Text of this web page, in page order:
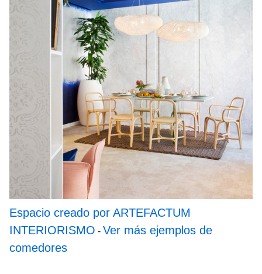
Espacio creado por ARTEFACTUM
INTERIORISMO - Ver más ejemplos de
comedores